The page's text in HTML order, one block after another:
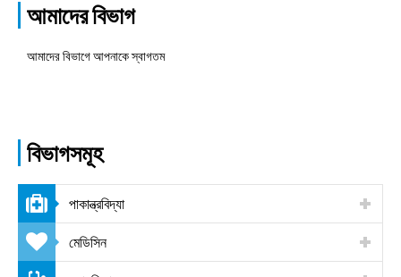
আমাদের বিভাগ
আমাদের বিভাগে আপনাকে স্বাগতম
বিভাগসমূহ
পাকান্ত্রবিদ্যা
মেডিসিন